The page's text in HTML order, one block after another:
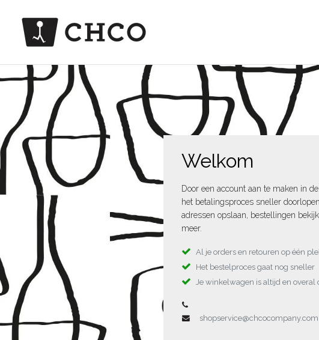
Welkom
Door een account aan te maken in
het betalingsproces sneller
adressen opslaan, bestellingen
meer.
Al je orders en retouren op één
Het bestelproces gaat nog sneller
Je winkelwagen is altijd en overal
shopservice@chcocompany.com